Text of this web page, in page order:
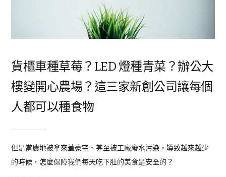
貨櫃車種草莓？LED 燈種青菜？辦公大
樓變開心農場？這三家新創公司讓每個
人都可以種食物
但是當農地被拿來蓋豪宅、甚至被工廠廢水污染，導致越來越少
的時候，怎麼保障我們每天吃下肚的美食是安全的？